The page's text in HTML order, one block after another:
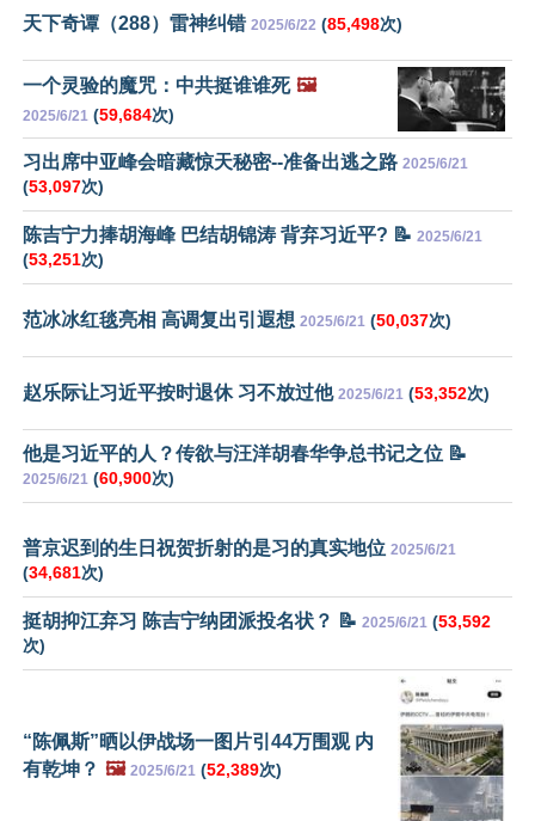
天下奇谭（288）雷神纠错 2025/6/22 (85,498次)
一个灵验的魔咒：中共挺谁谁死 🖼️
2025/6/21 (59,684次)
习出席中亚峰会暗藏惊天秘密--准备出逃之路 2025/6/21
(53,097次)
陈吉宁力捧胡海峰 巴结胡锦涛 背弃习近平? 📝 2025/6/21
(53,251次)
范冰冰红毯亮相 高调复出引遐想 2025/6/21 (50,037次)
赵乐际让习近平按时退休 习不放过他 2025/6/21 (53,352次)
他是习近平的人？传欲与汪洋胡春华争总书记之位 📝
2025/6/21 (60,900次)
普京迟到的生日祝贺折射的是习的真实地位 2025/6/21
(34,681次)
挺胡抑江弃习 陈吉宁纳团派投名状？ 📝 2025/6/21 (53,592
次)
“陈佩斯”晒以伊战场一图片引44万围观 内
有乾坤？ 🖼️ 2025/6/21 (52,389次)